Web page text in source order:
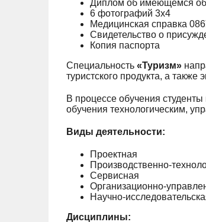
Диплом об имеющемся
6 фотографий 3х4
Медицинская справка
Свидетельство о
Копия паспорта
Специальность «Туризм»
туристского продукта, а
В процессе обучения
обучения технологическим,
Виды деятельности:
Проектная
Производственно-
Сервисная
Организационно-
Научно-
Дисциплины: